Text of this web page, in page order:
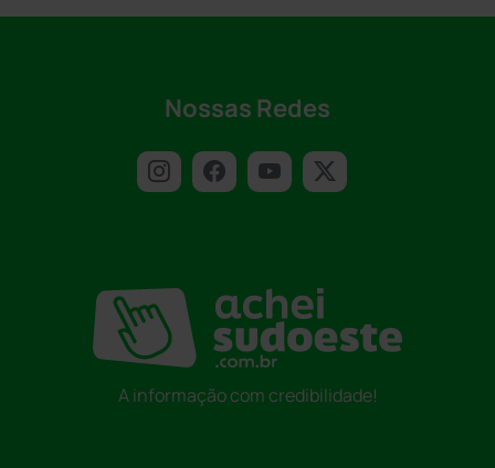
Nossas Redes
A informação com credibilidade!